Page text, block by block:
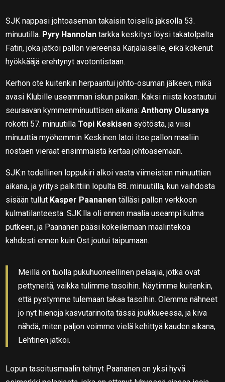
SJK nappasi johtoaseman takaisin toisella jaksolla 53.
minuutilla. Pyry Hannolan tarkka keskitys löysi takatolpalta
Fatin, joka jatkoi pallon viereensä Karjalaiselle, eikä kokenut
hyökkääjä erehtynyt avotontistaan.
Kerhon ote kuitenkin herpaantui johto-osuman jälkeen, mikä
avasi Klubille useamman iskun paikan. Kaksi niistä kostautui
seuraavan kymmenminuuttisen aikana:Anthony Olusanya
rokotti 57. minuutillaTopi Keskisen syötöstä, ja viisi
minuuttia myöhemmin Keskinen latoi itse pallon maaliin
nostaen vieraat ensimmäistä kertaa johtoasemaan.
SJK:n todellinen loppukiri alkoi vasta viimeisten minuuttien
aikana, ja yritys palkittiin lopulta 88. minuutilla, kun vaihdosta
sisään tullut Kasper Paananen tälläsi pallon verkkoon
kulmatilanteesta. SJK:lla oli ennen maalia useampi kulma
putkeen, ja Paananen pääsi kokeilemaan maalintekoa
kahdesti ennen kuin Öst joutui taipumaan.
Meillä on tuolla pukuhuoneellinen pelaajia, jotka ovat
pettyneitä, vaikka tulimme tasoihin. Näytimme kuitenkin,
että pystymme tulemaan takaa tasoihin. Olemme nähneet
jo nyt hienoja kasvutarinoita tässä joukkueessa, ja kiva
nähdä, miten paljon voimme vielä kehittyä kauden aikana,
Lehtinen jatkoi.
Lopun tasoitusmaalin tehnyt Paananen on yksi hyvä